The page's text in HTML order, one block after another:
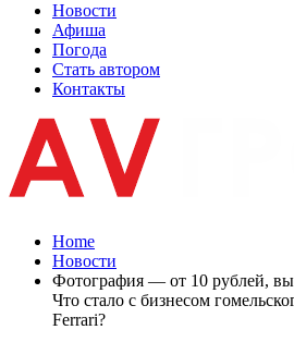
Новости
Афиша
Погода
Стать автором
Контакты
Home
Новости
Фотография — от 10 рублей,
Что стало с бизнесом
Ferrari?